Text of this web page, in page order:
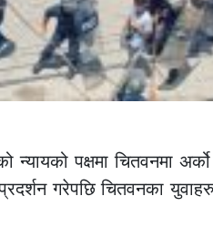
पक्षमा चितवनमा
गरेपछि चितवनका